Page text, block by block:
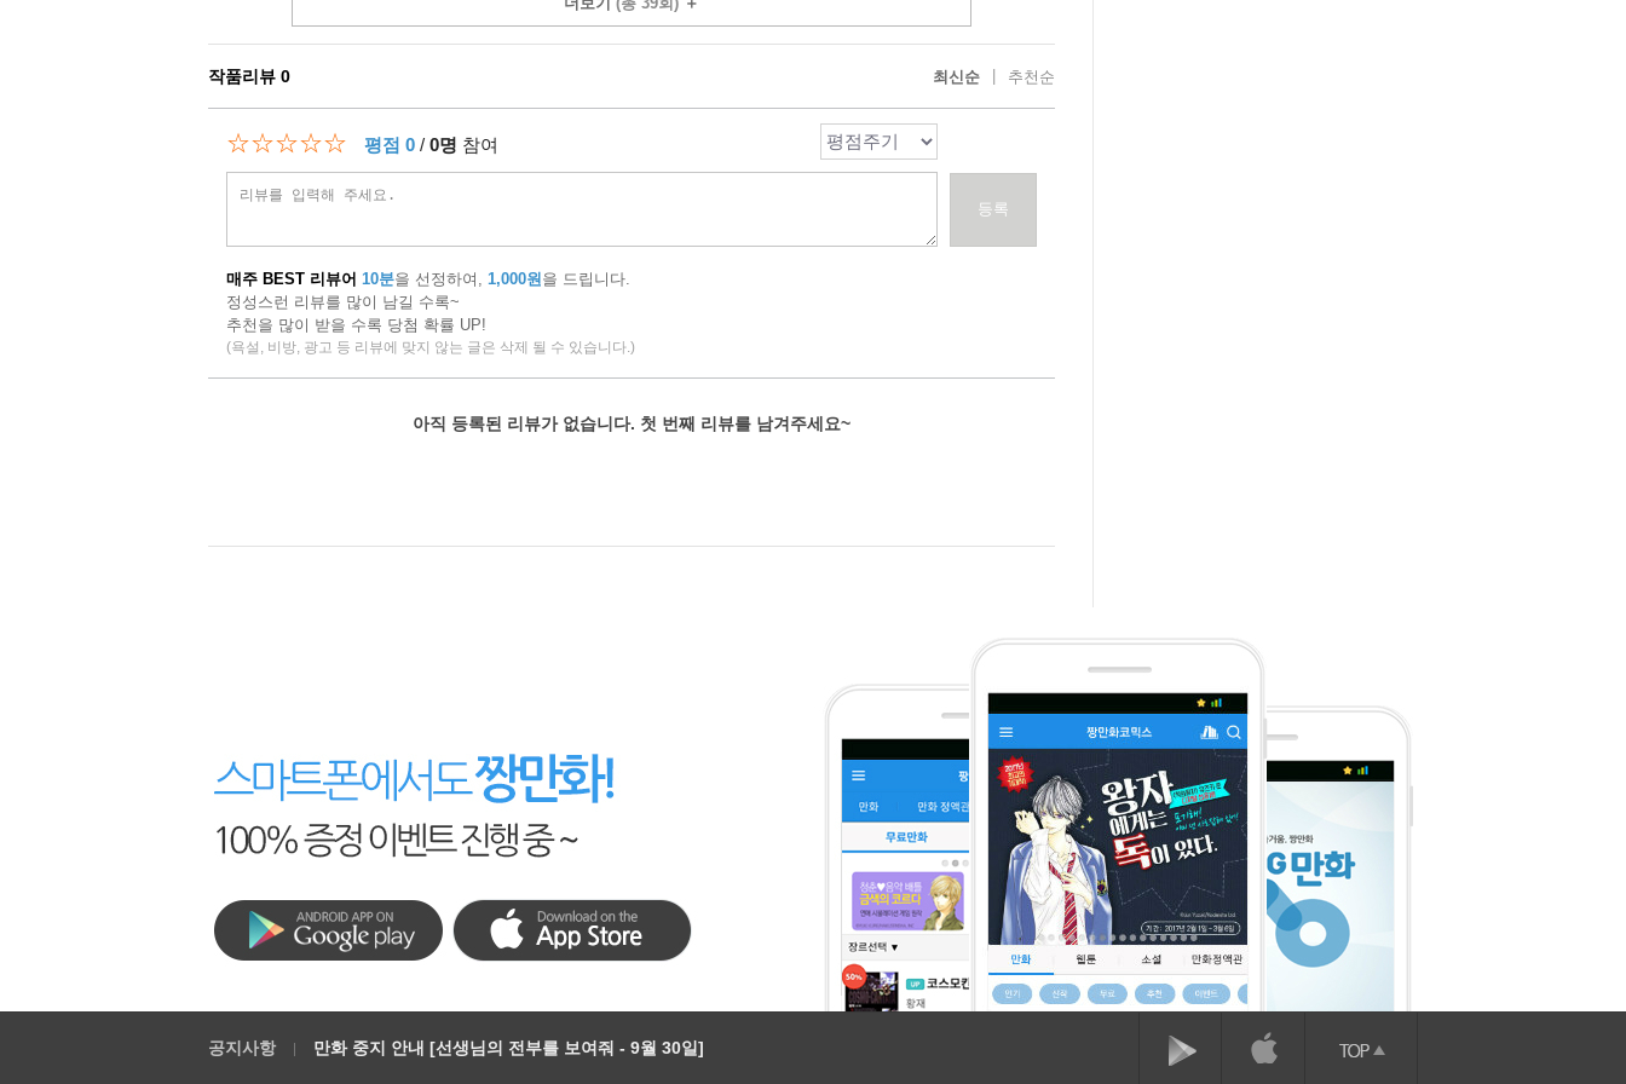
작품리뷰 0 최신순 추천순
☆☆☆☆☆ 평점 0 / 0명 참여
등록
매주 BEST 리뷰어 10분을 선정하여, 1,000원을 드립니다.
정성스런 리뷰를 많이 남길 수록~
추천을 많이 받을 수록 당첨 확률 UP!
(욕설, 비방, 광고 등 리뷰에 맞지 않는 글은 삭제 될 수 있습니다.)
아직 등록된 리뷰가 없습니다. 첫 번째 리뷰를 남겨주세요~
공지사항 만화 중지 안내 [선생님의 전부를 보여줘 - 9월 30일]